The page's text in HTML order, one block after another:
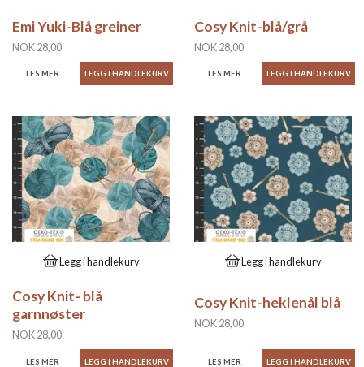
Emi Yuki-Blå greiner
NOK 28,00
LES MER
Cosy Knit-blå/grå
NOK 28,00
LES MER
Legg i handlekurv
Cosy Knit- blå
garnnøster
NOK 28,00
LES MER
Legg i handlekurv
Cosy Knit-heklenål blå
NOK 28,00
LES MER